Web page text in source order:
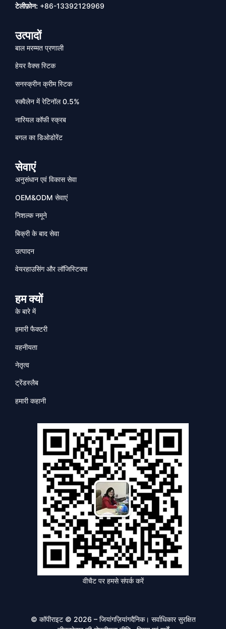
टेलीफ़ोन: +86-13392129969
उत्पादों
बाल मरम्मत प्रणाली
हेयर वैक्स स्टिक
सनस्क्रीन क्रीम स्टिक
स्क्वैलेन में रेटिनॉल 0.5%
नारियल कॉफी स्क्रब
बगल का डिओडोरेंट
सेवाएं
अनुसंधान एवं विकास सेवा
OEM&ODM सेवाएं
निशल्क नमूने
बिक्री के बाद सेवा
उत्पादन
वेयरहाउसिंग और लॉजिस्टिक्स
हम क्यों
के बारे में
हमारी फैक्टरी
वहनीयता
नेतृत्व
ट्रेंडस्लैब
हमारी कहानी
वीचैट पर हमसे संपर्क करें
© कॉपीराइट © 2026 – जियांगज़ियांगदैनिक। सर्वाधिकार सुरक्षित